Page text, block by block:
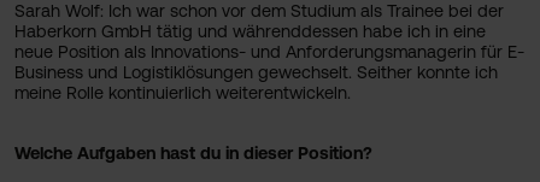
Sarah Wolf: Ich war schon vor dem Studium als Trainee bei der
Haberkorn GmbH tätig und währenddessen habe ich in eine
neue Position als Innovations- und Anforderungsmanagerin für E-
Business und Logistiklösungen gewechselt. Seither konnte ich
meine Rolle kontinuierlich weiterentwickeln.
Welche Aufgaben hast du in dieser Position?